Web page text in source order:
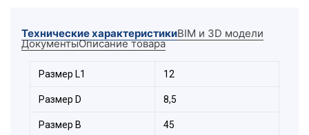
Технические характеристикиBIM и 3D модели
ДокументыОписание товара
Размер L1 12
Размер D 8,5
Размер B 45